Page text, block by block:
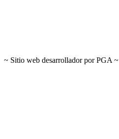
~ Sitio web desarrollador por PGA ~